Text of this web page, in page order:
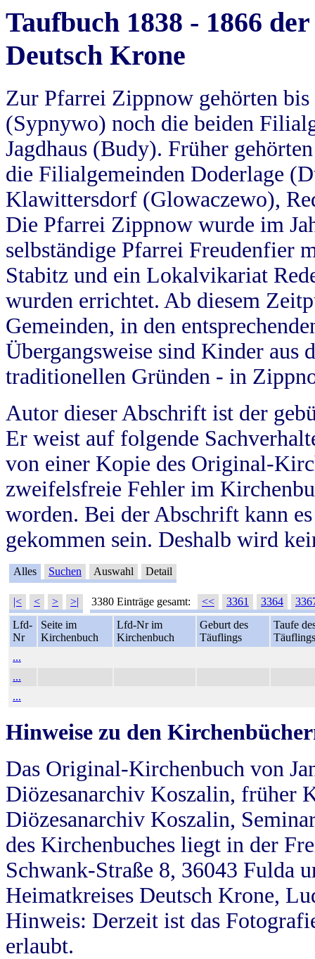
Taufbuch 1838 - 1866
Deutsch Krone
Zur Pfarrei Zippnow gehörten
(Sypnywo) noch die beiden
Jagdhaus (Budy). Früher
die Filialgemeinden Doderlage
Klawittersdorf (Glowaczewo),
Die Pfarrei Zippnow wurde im
selbständige Pfarrei Freudenfier
Stabitz und ein Lokalvikariat
wurden errichtet. Ab diesem
Gemeinden, in den
Übergangsweise sind Kinder aus
traditionellen Gründen - in
Autor dieser Abschrift ist der
Er weist auf folgende
von einer Kopie des Original-
zweifelsfreie Fehler im
worden. Bei der Abschrift kann
gekommen sein. Deshalb wird
Alles Suchen Auswahl Detail
|< < > >| 3380 Einträge gesamt: << 3361 3364
Lfd-
Nr
Seite im
Kirchenbuch
Lfd-Nr im
Kirchenbuch
Geburt des
Täuflings
Taufe
Täuflings
...
...
...
Hinweise zu den
Das Original-Kirchenbuch von
Diözesanarchiv Koszalin, früher
Diözesanarchiv Koszalin,
des Kirchenbuches liegt in der
Schwank-Straße 8, 36043 Fulda
Heimatkreises Deutsch Krone,
Hinweis: Derzeit ist das
erlaubt.